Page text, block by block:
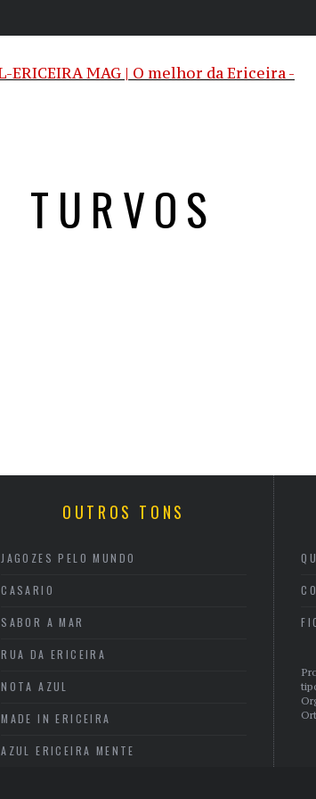
TURVOS
OUTROS TONS
JAGOZES PELO MUNDO
CASARIO
SABOR A MAR
RUA DA ERICEIRA
NOTA AZUL
MADE IN ERICEIRA
AZUL ERICEIRA MENTE